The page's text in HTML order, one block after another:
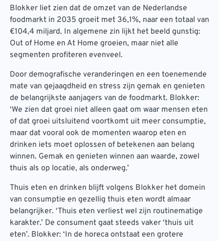
Blokker liet zien dat de omzet van de Nederlandse
foodmarkt in 2035 groeit met 36,1%, naar een totaal van
€104,4 miljard. In algemene zin lijkt het beeld gunstig:
Out of Home en At Home groeien, maar niet alle
segmenten profiteren evenveel.
Door demografische veranderingen en een toenemende
mate van gejaagdheid en stress zijn gemak en genieten
de belangrijkste aanjagers van de foodmarkt. Blokker:
‘We zien dat groei niet alleen gaat om waar mensen eten
of dat groei uitsluitend voortkomt uit meer consumptie,
maar dat vooral ook de momenten waarop eten en
drinken iets moet oplossen of betekenen aan belang
winnen. Gemak en genieten winnen aan waarde, zowel
thuis als op locatie, als onderweg.’
Thuis eten en drinken blijft volgens Blokker het domein
van consumptie en gezellig thuis eten wordt almaar
belangrijker. ‘Thuis eten verliest wel zijn routinematige
karakter.’ De consument gaat steeds vaker ‘thuis uit
eten’. Blokker: ‘In de horeca ontstaat een grotere